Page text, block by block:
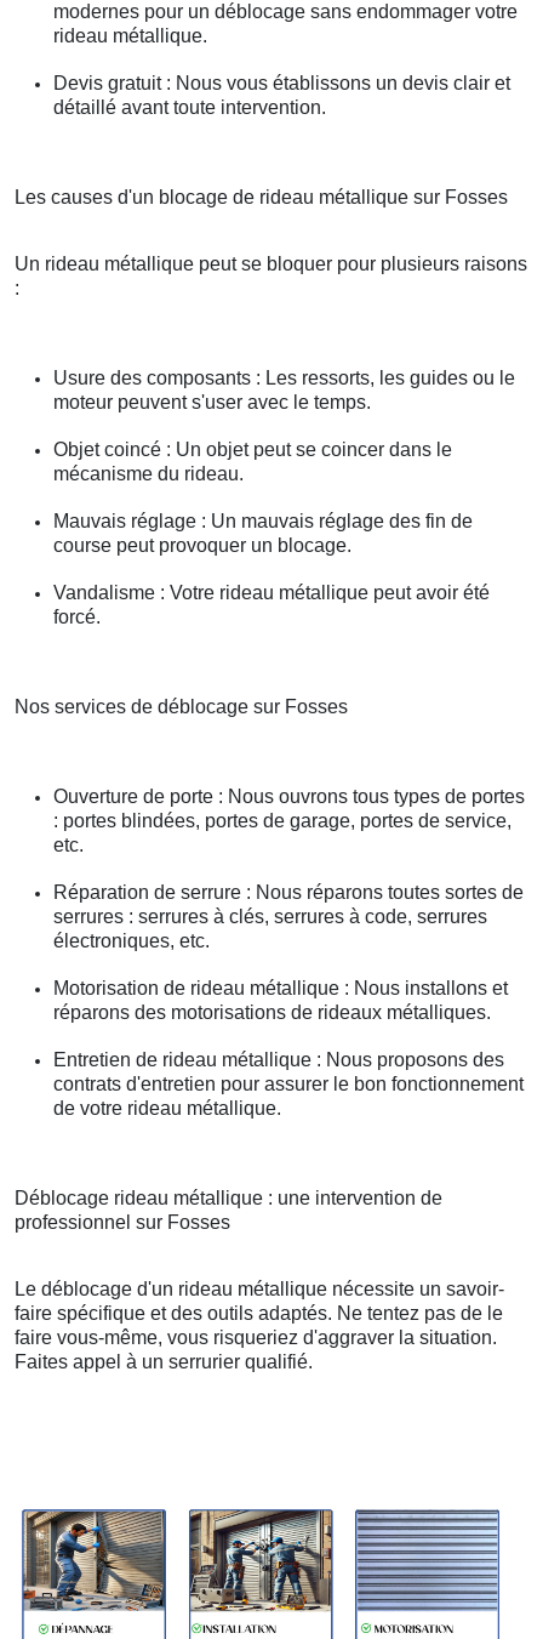
modernes pour un déblocage sans endommager votre
rideau métallique.
Devis gratuit : Nous vous établissons un devis clair et
détaillé avant toute intervention.
Les causes d'un blocage de rideau métallique sur Fosses
Un rideau métallique peut se bloquer pour plusieurs raisons
:
Usure des composants : Les ressorts, les guides ou le
moteur peuvent s'user avec le temps.
Objet coincé : Un objet peut se coincer dans le
mécanisme du rideau.
Mauvais réglage : Un mauvais réglage des fin de
course peut provoquer un blocage.
Vandalisme : Votre rideau métallique peut avoir été
forcé.
Nos services de déblocage sur Fosses
Ouverture de porte : Nous ouvrons tous types de portes
: portes blindées, portes de garage, portes de service,
etc.
Réparation de serrure : Nous réparons toutes sortes de
serrures : serrures à clés, serrures à code, serrures
électroniques, etc.
Motorisation de rideau métallique : Nous installons et
réparons des motorisations de rideaux métalliques.
Entretien de rideau métallique : Nous proposons des
contrats d'entretien pour assurer le bon fonctionnement
de votre rideau métallique.
Déblocage rideau métallique : une intervention de
professionnel sur Fosses
Le déblocage d'un rideau métallique nécessite un savoir-
faire spécifique et des outils adaptés. Ne tentez pas de le
faire vous-même, vous risqueriez d'aggraver la situation.
Faites appel à un serrurier qualifié.